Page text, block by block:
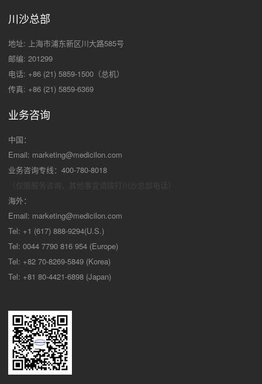
川沙总部
地址: 上海市浦东新区川大路585号
邮编: 201299
电话: +86 (21) 5859-1500（总机）
传真: +86 (21) 5859-6369
业务咨询
中国：
Email: marketing@medicilon.com
业务咨询专线：400-780-8018
海外：
Email: marketing@medicilon.com
Tel: +1 (617) 888-9294(U.S.)
Tel: 0044 7790 816 954 (Europe)
Tel: +82 70-8269-5849 (Korea)
Tel: +81 80-4421-6898 (Japan)